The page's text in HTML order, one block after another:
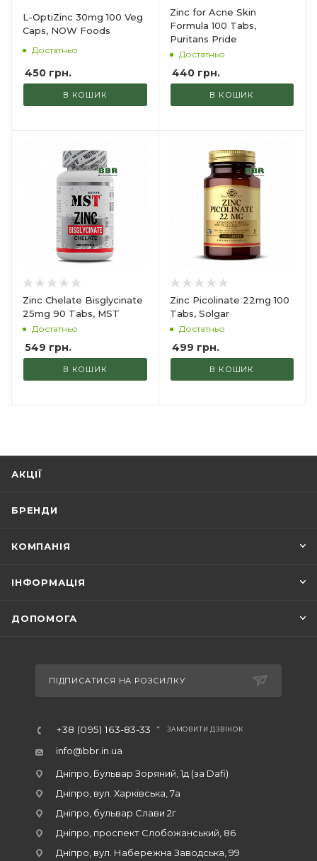
L-OptiZinc 30mg 100 Veg
Caps, NOW Foods
Достатньо
450 грн.
В КОШИК
Zinc for Acne Skin
Formula 100 Tabs,
Puritans Pride
Достатньо
440грн.
В КОШИК
Zinc Chelate Bisglycinate
25mg 90 Tabs, MST
Достатньо
549 грн.
В КОШИК
Zinc Picolinate 22mg 100
Tabs, Solgar
Достатньо
499 грн.
В КОШИК
АКЦІЇ
БРЕНДИ
КОМПАНІЯ
ІНФОРМАЦІЯ
ДОПОМОГА
ПІДПИСАТИСЯ НА РОЗСИЛКУ
+38 (095) 163-83-33 ЗАМОВИТИ ДЗВІНОК
info@bbr.in.ua
Дніпро, Бульвар Зоряний, 1д (за Dafi)
Дніпро, вул. Харківська, 7а
Дніпро, бульвар Слави 2г
Дніпро, проспект Слобожанський, 86
Дніпро, вул. Набережна Заводська, 99